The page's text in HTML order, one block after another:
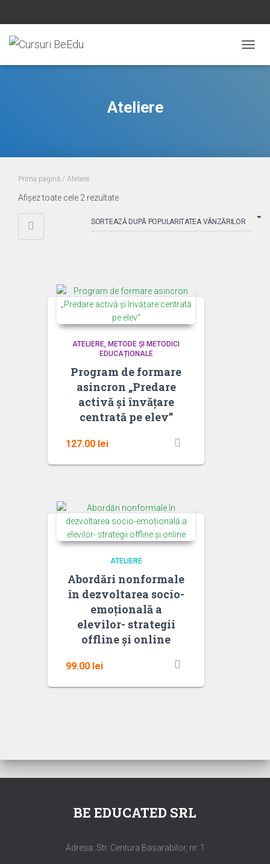
Ateliere
Prima pagină / Ateliere
Afișez toate cele 2 rezultateSortat
popularitate
ATELIERE METODE ȘI METODICI
EDUCAȚIONALE
Program de formare
asincron „Predare
activă și învățare
centrată pe elev”
127.00 lei
ATELIERE
Abordări nonformale
în dezvoltarea socio-
emoțională a
elevilor- strategii
offline și online
99.00 lei
BE EDUCATED SRL
Adresa: Str. Centura Basarabilor, nr. 1